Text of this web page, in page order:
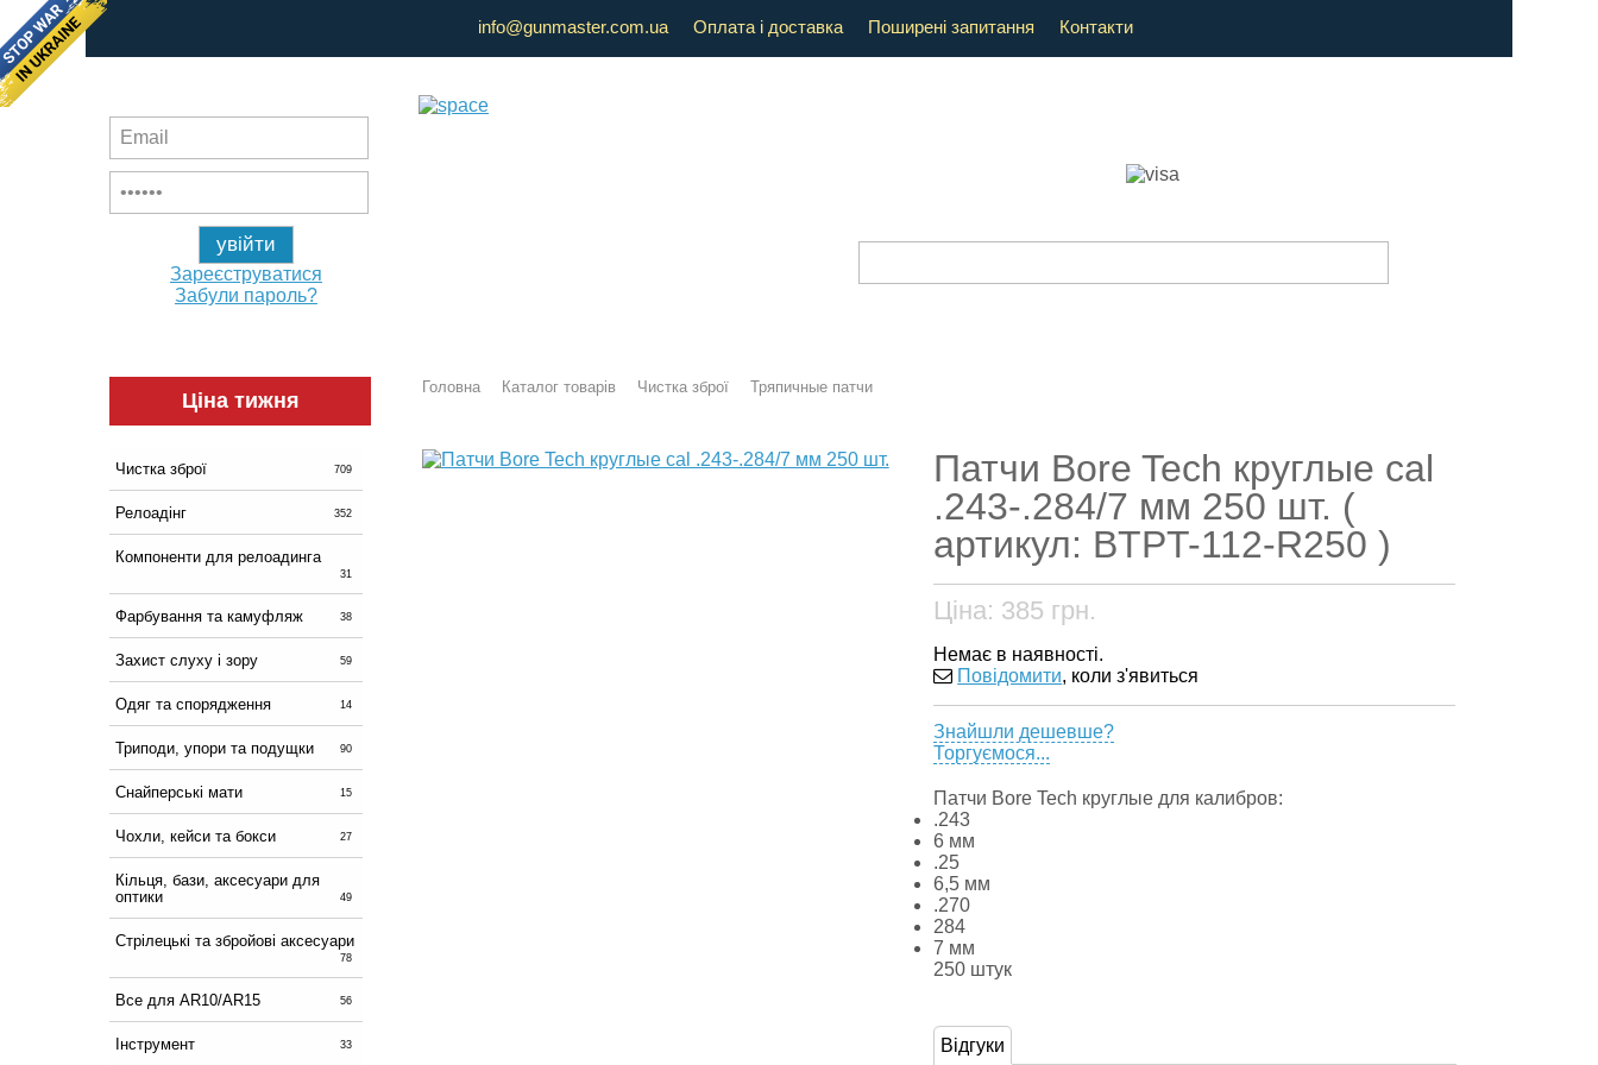
info@gunmaster.com.ua Оплата і доставка Поширені запитання Контакти
Зареєструватися
Забули пароль?
Ціна тижня
Чистка зброї 709
Релоадінг 352
Компоненти для релоадинга
31
Фарбування та камуфляж 38
Захист слуху і зору 59
Одяг та спорядження 14
Триподи, упори та подущки 90
Снайперські мати 15
Чохли, кейси та бокси 27
Кільця, бази, аксесуари для
оптики
49
Стрілецькі та збройові аксесуари
78
Все для AR10/AR15 56
Інструмент 33
Головна Каталог товарів Чистка зброї Тряпичные патчи
Патчи Bore Tech круглые cal
.243-.284/7 мм 250 шт. (
артикул: BTPT-112-R250 )
Ціна: 385 грн.
Немає в наявності.
Повідомити, коли з'явиться
Знайшли дешевше?
Торгуємося...
Патчи Bore Tech круглые для калибров:
.243
6 мм
.25
6,5 мм
.270
284
7 мм
250 штук
Відгуки